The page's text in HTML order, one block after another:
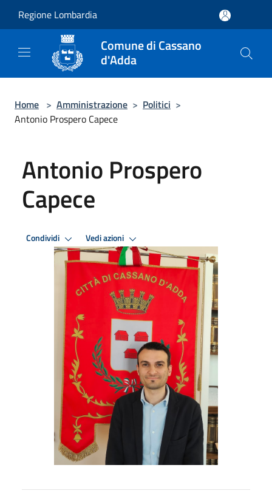
Regione Lombardia
Comune di Cassano
d'Adda
Home > Amministrazione > Politici >
Antonio Prospero Capece
Antonio Prospero
Capece
Condividi Vedi azioni